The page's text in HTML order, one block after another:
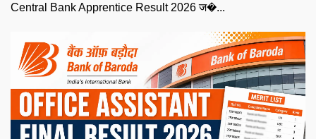
Central Bank Apprentice Result 2026 ज�...